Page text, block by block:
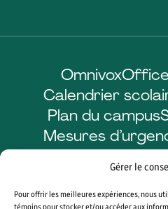
Gérer le
Pour offrir les meilleures expériences, nous
témoins pour stocker et/ou accéder aux
Omnivox
Calendrier
Plan du campus
Mesures
Facebook